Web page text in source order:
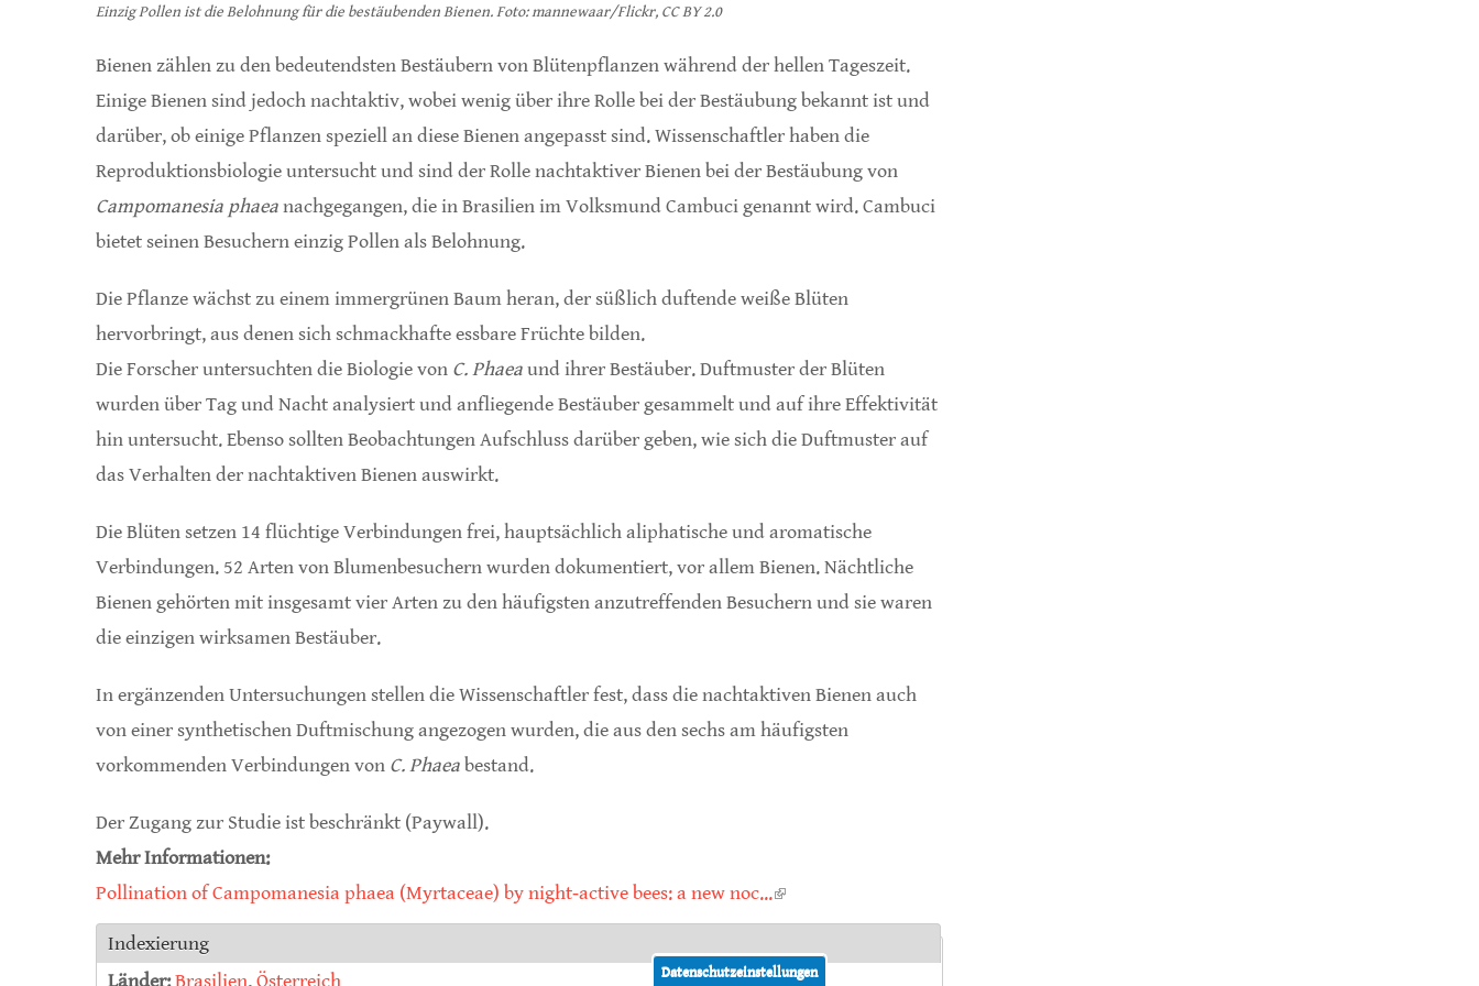
Einzig Pollen ist die Belohnung für die bestäubenden Bienen. Foto: mannewaar/Flickr, CC BY 2.0
Bienen zählen zu den bedeutendsten Bestäubern von Blütenpflanzen während der hellen Tageszeit.
Einige Bienen sind jedoch nachtaktiv, wobei wenig über ihre Rolle bei der Bestäubung bekannt ist und
darüber, ob einige Pflanzen speziell an diese Bienen angepasst sind. Wissenschaftler haben die
Reproduktionsbiologie untersucht und sind der Rolle nachtaktiver Bienen bei der Bestäubung von
Campomanesia phaeanachgegangen, die in Brasilien im Volksmund Cambuci genannt wird. Cambuci
bietet seinen Besuchern einzig Pollen als Belohnung.
Die Pflanze wächst zu einem immergrünen Baum heran, der süßlich duftende weiße Blüten
hervorbringt, aus denen sich schmackhafte essbare Früchte bilden.
Die Forscher untersuchten die Biologie von C. Phaeaund ihrer Bestäuber. Duftmuster der Blüten
wurden über Tag und Nacht analysiert und anfliegende Bestäuber gesammelt und auf ihre Effektivität
hin untersucht. Ebenso sollten Beobachtungen Aufschluss darüber geben, wie sich die Duftmuster auf
das Verhalten der nachtaktiven Bienen auswirkt.
Die Blüten setzen 14 flüchtige Verbindungen frei, hauptsächlich aliphatische und aromatische
Verbindungen. 52 Arten von Blumenbesuchern wurden dokumentiert, vor allem Bienen. Nächtliche
Bienen gehörten mit insgesamt vier Arten zu den häufigsten anzutreffenden Besuchern und sie waren
die einzigen wirksamen Bestäuber.
In ergänzenden Untersuchungen stellen die Wissenschaftler fest, dass die nachtaktiven Bienen auch
von einer synthetischen Duftmischung angezogen wurden, die aus den sechs am häufigsten
vorkommenden Verbindungen von C. Phaeabestand.
Der Zugang zur Studie ist beschränkt (Paywall).
Mehr Informationen:
Pollination of Campomanesia phaea (Myrtaceae) by night‐active bees: a new noc...(link is external)
Indexierung
Länder:Brasilien,Österreich Datenschutzeinstellungen